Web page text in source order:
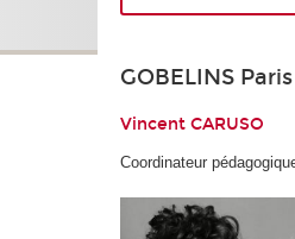
GOBELINS Paris
Vincent CARUSO
Coordinateur